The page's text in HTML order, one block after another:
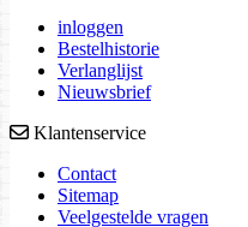
inloggen
Bestelhistorie
Verlanglijst
Nieuwsbrief
Klantenservice
Contact
Sitemap
Veelgestelde vragen